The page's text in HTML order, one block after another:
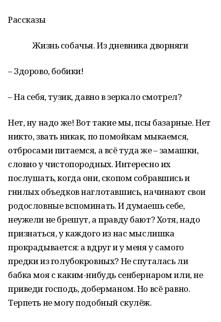
Рассказы
Жизнь собачья. Из дневника дворняги
– Здорово, бобики!
– На себя, тузик, давно в зеркало смотрел?
Нет, ну надо же! Вот такие мы, псы базарные. Нет
никто, звать никак, по помойкам мыкаемся,
отбросами питаемся, а всё туда же – замашки,
словно у чистопородных. Интересно их
послушать, когда они, скопом собравшись и
гнилых объедков наглотавшись, начинают свои
родословные вспоминать. И думаешь себе,
неужели не брешут, а правду бают? Хотя, надо
признаться, у каждого из нас мыслишка
прокрадывается: а вдруг и у меня у самого
предки из голубокровных? Не спуталась ли
бабка моя с каким-нибудь сенбернаром или, не
приведи господь, доберманом. Но всё равно.
Терпеть не могу подобный скулёж.